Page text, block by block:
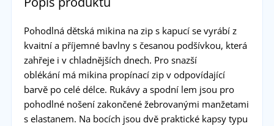
Pohodlná dětská mikina na zip s kapucí se vyrábí z
kvaitní a příjemné bavlny s česanou podšívkou, která
zahřeje i v chladnějších dnech. Pro snazší
oblékání má mikina propínací zip v odpovídající
barvě po celé délce. Rukávy a spodní lem jsou pro
pohodlné nošení zakončené žebrovanými manžetami
s elastanem. Na bocích jsou dvě praktické kapsy typu